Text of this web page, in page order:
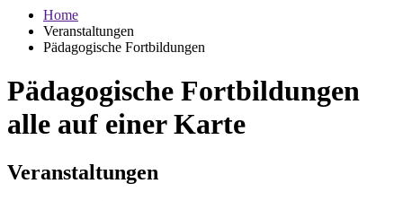
Home
Veranstaltungen
Pädagogische Fortbildungen
Pädagogische Fortbildungen
alle auf einer Karte
Veranstaltungen